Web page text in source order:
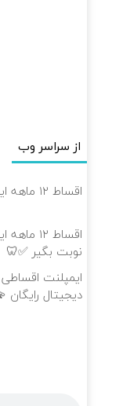
از سراسر وب
اقساط ۱۲ ماهه ایمپلنت 🦷 بدون چک و ضامن ✅
اقساط
نوبت بگیر ✅🦷
ایمپلنت اقساطی
دیجیتال رایگان